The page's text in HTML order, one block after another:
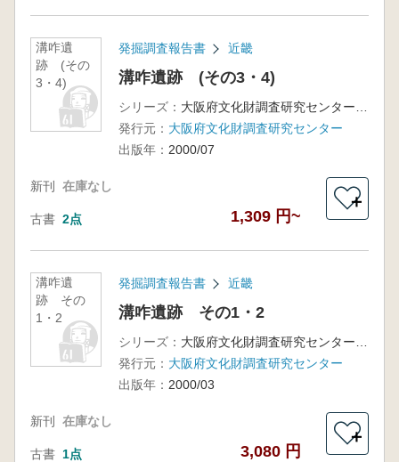
溝咋遺
跡 (その
3・4)
発掘調査報告書 近畿
溝咋遺跡 (その3・4)
シリーズ：
発行元： 大阪府文化財調査研究センター
出版年： 2000/07
新刊 在庫なし
古書 2点 1,309 円~
＋
溝咋遺
跡 その
1・2
発掘調査報告書 近畿
溝咋遺跡 その1・2
シリーズ：
発行元： 大阪府文化財調査研究センター
出版年： 2000/03
新刊 在庫なし
古書 1点 3,080 円
＋